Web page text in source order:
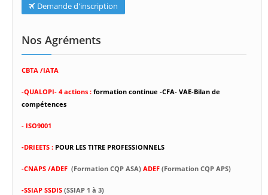
Demande d'inscription
Nos Agréments
CBTA /IATA
-QUALOPI- 4 actions : formation continue -CFA- VAE-Bilan de
compétences
- ISO9001
-DRIEETS : POUR LES TITRE PROFESSIONNELS
-CNAPS /ADEF (Formation CQP ASA) ADEF (Formation CQP APS)
-SSIAP SSDIS (SSIAP 1 à 3)